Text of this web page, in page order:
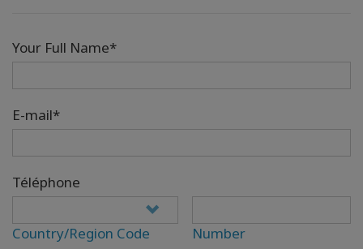
Your Full Name*
E-mail*
Téléphone
Country/Region Code Number